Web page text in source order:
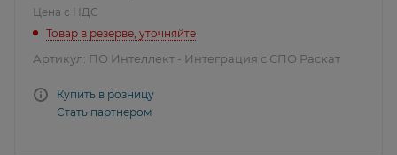
Цена с НДС
Товар в резерве, уточняйте
Артикул: ПО Интеллект - Интеграция с СПО Раскат
Купить в розницу
Стать партнером